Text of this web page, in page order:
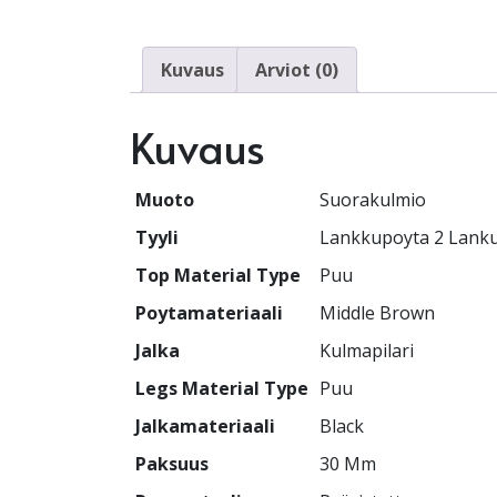
Kuvaus Arviot (0)
Kuvaus
Muoto
Suorakulmio
Tyyli
Lankkupoyta 2
Top Material Type
Puu
Poytamateriaali
Middle Brown
Jalka
Kulmapilari
Legs Material Type Puu
Jalkamateriaali
Black
Paksuus
30 Mm